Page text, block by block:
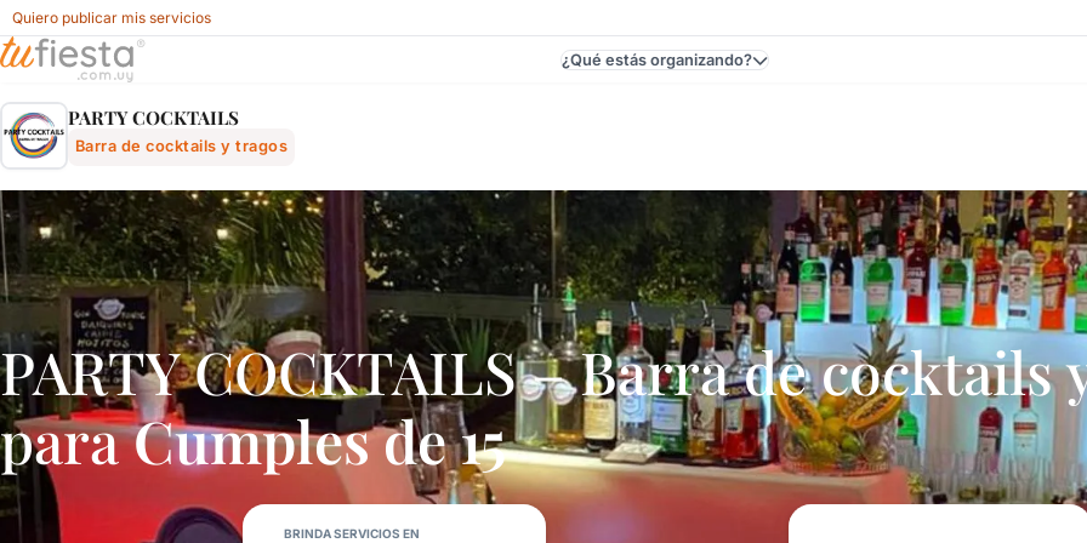
Quiero publicar mis servicios
¿Qué estás organizando?
PARTY COCKTAILS
Barra de cocktails y tragos
PARTY COCKTAILS – Barra de cocktails
paraCumples de 15
BRINDA SERVICIOS EN